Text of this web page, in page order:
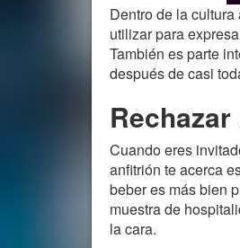
Dentro de la
utilizar para
También es parte
después de casi
Cuando eres
anfitrión te acerca
beber es más bien
muestra de
la cara.